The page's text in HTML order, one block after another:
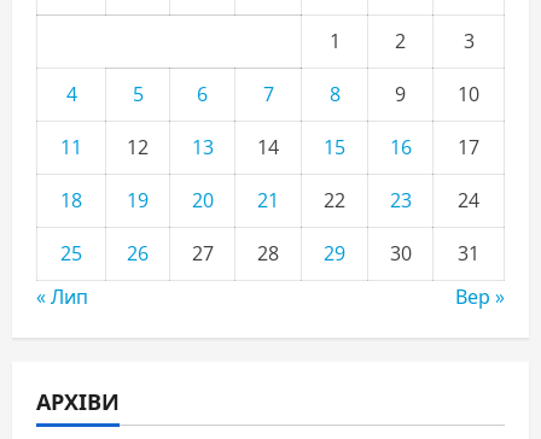
1 2
3
4
5 6 7 8 9
10
11
12 13 14 15 16
17
18
19 20 21 22 23
24
25
26 27 28 29 30
31
« Лип
Вер »
АРХІВИ